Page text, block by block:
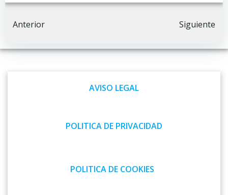
Navegación
por
Anterior
Navegación
por
las
Siguiente
AVISO LEGAL
POLITICA DE PRIVACIDAD
POLITICA DE COOKIES